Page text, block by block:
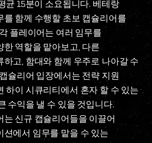
균 15분이 소요됩니다. 베테랑
를 함께 수행할 초보 캡슐리어를
플레이어는 여러 임무를
한 역할을 맡아보고, 다른
하고, 함대와 함께 우주로 나아갈 수
슐리어 입장에서는 전략 지원
하이 시큐리티에서 혼자 할 수 있는
수익을 낼 수 있을 것입니다.
는 신규 캡슐리어들을 이끌어
션에서 임무를 맡을 수 있는